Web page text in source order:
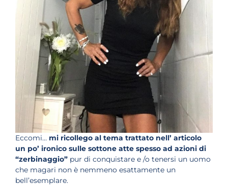
Eccomi… mi ricollego al tema trattato nell’ articolo
un po’ ironico sulle sottone atte spesso ad azioni di
“zerbinaggio” pur di conquistare e /o tenersi un uomo
che magari non è nemmeno esattamente un
bell’esemplare.